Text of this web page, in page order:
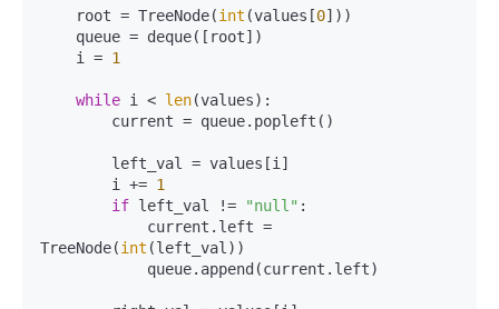
    root = TreeNode(
int (values[0]))
    i =
1
while i < len(values):
        i +=
1
if left_val != "null" :
TreeNode(int (left_val))